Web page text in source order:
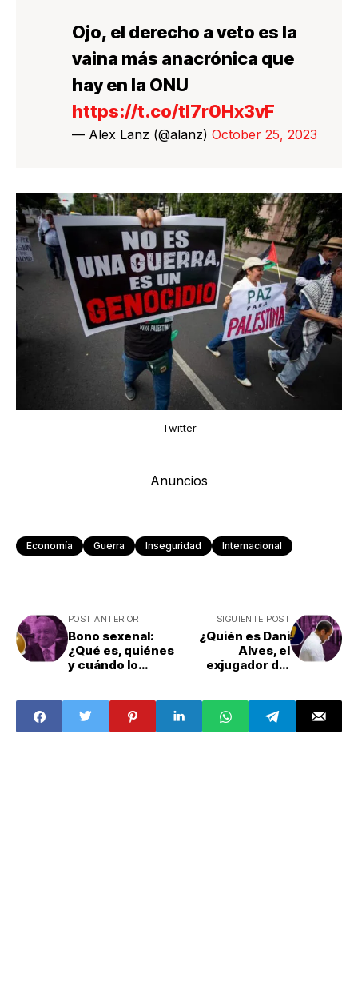
Ojo, el derecho a veto es la
vaina más anacrónica que
hay en la ONU
https://t.co/tl7r0Hx3vF
— Alex Lanz (@alanz) October 25, 2023
Twitter
Anuncios
Economía Guerra Inseguridad Internacional
POST ANTERIOR
Bono sexenal:
¿Qué es, quiénes
y cuándo lo
SIGUIENTE POST
¿Quién es Dani
Alves, el
exjugador del